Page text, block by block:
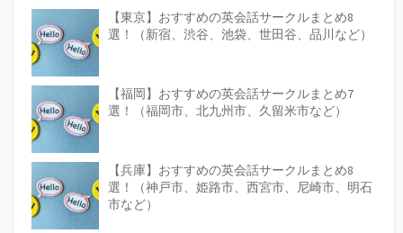
【東京】おすすめの英会話サークルまとめ8
選！（新宿、渋谷、池袋、世田谷、品川など）
【福岡】おすすめの英会話サークルまとめ7
選！（福岡市、北九州市、久留米市など）
【兵庫】おすすめの英会話サークルまとめ8
選！（神戸市、姫路市、西宮市、尼崎市、明石
市など）